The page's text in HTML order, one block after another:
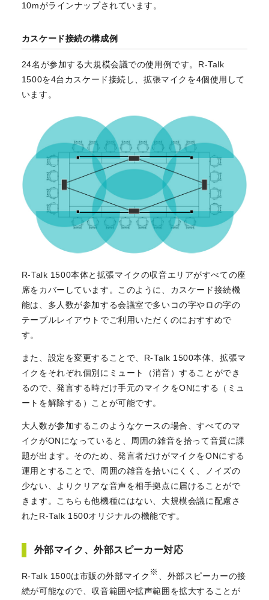
10mがラインナップされています。
カスケード接続の構成例
24名が参加する大規模会議での使用例です。R-Talk
1500を4台カスケード接続し、拡張マイクを4個使用して
います。
R-Talk 1500本体と拡張マイクの収音エリアがすべての座
席をカバーしています。このように、カスケード接続機
能は、多人数が参加する会議室で多いコの字やロの字の
テーブルレイアウトでご利用いただくのにおすすめで
す。
また、設定を変更することで、R-Talk 1500本体、拡張マ
イクをそれぞれ個別にミュート（消音）することができ
るので、発言する時だけ手元のマイクをONにする（ミュ
ートを解除する）ことが可能です。
大人数が参加するこのようなケースの場合、すべてのマ
イクがONになっていると、周囲の雑音を拾って音質に課
題が出ます。そのため、発言者だけがマイクをONにする
運用とすることで、周囲の雑音を拾いにくく、ノイズの
少ない、よりクリアな音声を相手拠点に届けることがで
きます。こちらも他機種にはない、大規模会議に配慮さ
れたR-Talk 1500オリジナルの機能です。
外部マイク、外部スピーカー対応
R-Talk 1500は市販の外部マイク ※
、外部スピーカーの接
続が可能なので、収音範囲や拡声範囲を拡大することが